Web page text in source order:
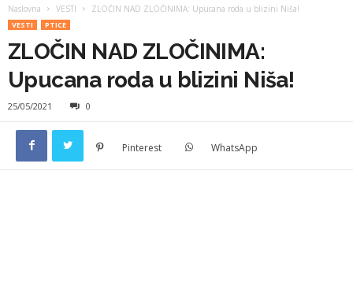
Naslovna VESTI ZLOČIN NAD ZLOČINIMA: Upucana roda u blizini Niša!
VESTI PTICE
ZLOČIN NAD ZLOČINIMA:
Upucana roda u blizini Niša!
25/05/2021 0
Pinterest WhatsApp